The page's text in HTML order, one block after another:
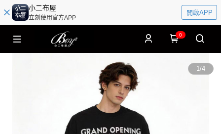
小二布屋
立刻使用官方APP
開啟APP
0
1/4